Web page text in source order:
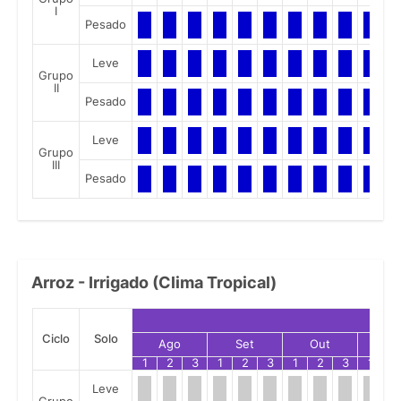
I
Pesado
Grupo
II
Leve
Pesado
Grupo
III
Leve
Pesado
Arroz - Irrigado (Clima Tropical)
Ciclo Solo Ago Set Out
1
2 3 1 2 3 1 2 3 1
Leve